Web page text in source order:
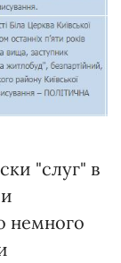
"слуг" в
немного